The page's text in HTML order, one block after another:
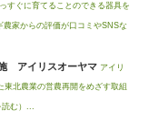
すぐに育てることのできる器具を
家からの評価が口コミやSNSな
アイリスオーヤマ アイリ
東北農業の営農再開をめざす取組
読む）...